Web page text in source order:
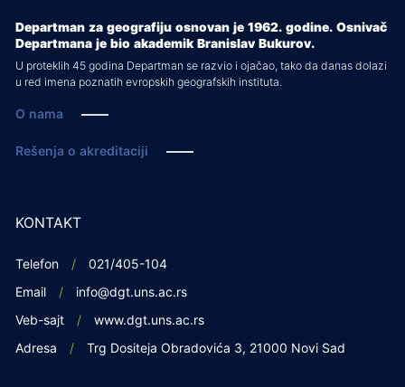
Departman za geografiju osnovan je 1962. godine. Osnivač
Departmana je bio akademik Branislav Bukurov.
U proteklih 45 godina Departman se razvio i ojačao, tako da danas dolazi
u red imena poznatih evropskih geografskih instituta.
O nama
Rešenja o akreditaciji
KONTAKT
Telefon
021/405-104
Email
info@dgt.uns.ac.rs
Veb-sajt
www.dgt.uns.ac.rs
Adresa
Trg Dositeja Obradovića 3, 21000 Novi Sad